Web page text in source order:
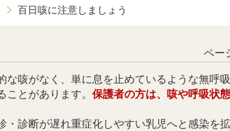
百日咳に注意しましょう
ペー
咳がなく、単に息を止めているような無呼
とがあります。 保護者の方は、咳や呼吸状
診断が遅れ重症化しやすい乳児へと感染を